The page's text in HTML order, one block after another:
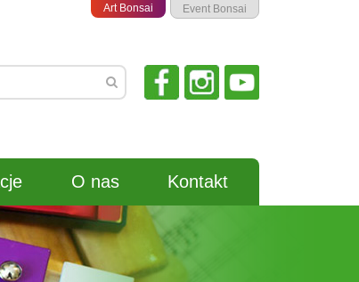
Art Bonsai Event Bonsai
O nas Kontakt